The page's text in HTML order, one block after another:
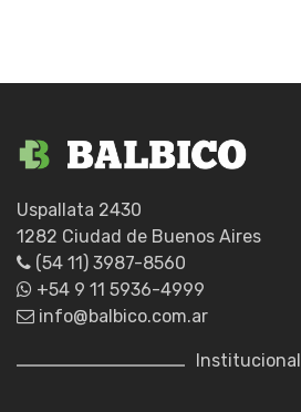
Uspallata 2430
1282 Ciudad de Buenos Aires
(54 11) 3987-8560
+54 9 11 5936-4999
info@balbico.com.ar
Institucional